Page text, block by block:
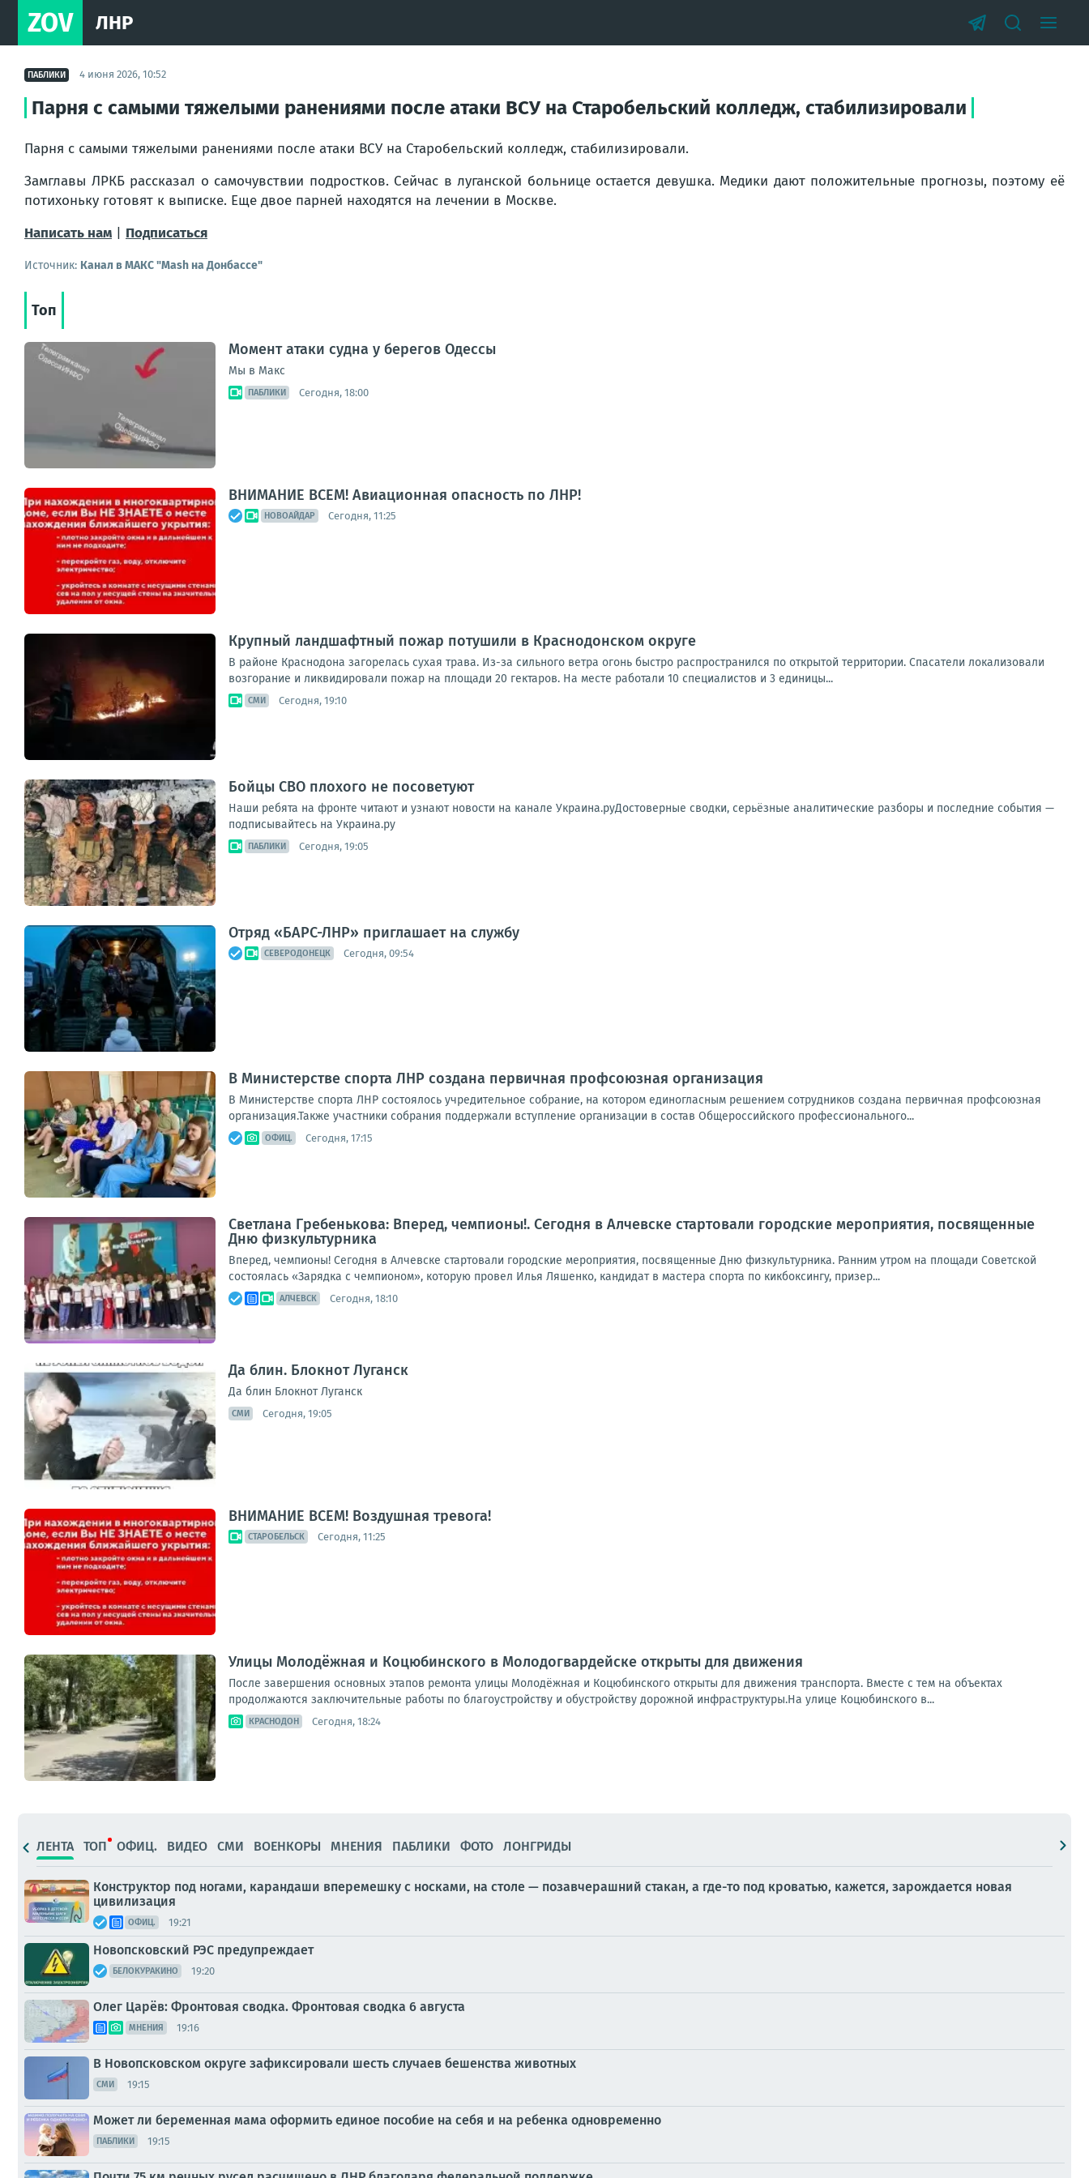
ZOV ЛНР
ПАБЛИКИ 4 июня 2026, 10:52
Парня с самыми тяжелыми ранениями после атаки ВСУ на Старобельский колледж, стабилизировали
Парня с самыми тяжелыми ранениями после атаки ВСУ на Старобельский колледж, стабилизировали.
Замглавы ЛРКБ рассказал о самочувствии подростков. Сейчас в луганской больнице остается девушка. Медики дают положительные прогнозы, поэтому её
потихоньку готовят к выписке. Еще двое парней находятся на лечении в Москве.
Написать нам
Подписаться
Источник: Канал в МАКС "Mash на Донбассе"
Топ
Момент атаки судна у берегов Одессы
Мы в Макс
ПАБЛИКИ Сегодня, 18:00
ВНИМАНИЕ ВСЕМ! Авиационная опасность по ЛНР!
НОВОАЙДАР Сегодня, 11:25
Крупный ландшафтный пожар потушили в Краснодонском округе
В районе Краснодона загорелась сухая трава. Из-за сильного ветра огонь быстро распространился по открытой территории. Спасатели локализовали
возгорание и ликвидировали пожар на площади 20 гектаров. На месте работали 10 специалистов и 3 единицы...
СМИ Сегодня, 19:10
Бойцы СВО плохого не посоветуют
Наши ребята на фронте читают и узнают новости на канале Украина.руДостоверные сводки, серьёзные аналитические разборы и последние события —
подписывайтесь на Украина.ру
ПАБЛИКИ Сегодня, 19:05
Отряд «БАРС-ЛНР» приглашает на службу
СЕВЕРОДОНЕЦК Сегодня, 09:54
В Министерстве спорта ЛНР создана первичная профсоюзная организация
В Министерстве спорта ЛНР состоялось учредительное собрание, на котором единогласным решением сотрудников создана первичная профсоюзная
организация.Также участники собрания поддержали вступление организации в состав Общероссийского профессионального...
ОФИЦ. Сегодня, 17:15
Светлана Гребенькова: Вперед, чемпионы!. Сегодня в Алчевске стартовали городские мероприятия, посвященные
Дню физкультурника
Вперед, чемпионы! Сегодня в Алчевске стартовали городские мероприятия, посвященные Дню физкультурника. Ранним утром на площади Советской
состоялась «Зарядка с чемпионом», которую провел Илья Ляшенко, кандидат в мастера спорта по кикбоксингу, призер...
АЛЧЕВСК Сегодня, 18:10
Да блин. Блокнот Луганск
Да блин Блокнот Луганск
СМИ Сегодня, 19:05
ВНИМАНИЕ ВСЕМ! Воздушная тревога!
СТАРОБЕЛЬСК Сегодня, 11:25
Улицы Молодёжная и Коцюбинского в Молодогвардейске открыты для движения
После завершения основных этапов ремонта улицы Молодёжная и Коцюбинского открыты для движения транспорта. Вместе с тем на объектах
продолжаются заключительные работы по благоустройству и обустройству дорожной инфраструктуры.На улице Коцюбинского в...
КРАСНОДОН Сегодня, 18:24
ЛЕНТА ТОП ОФИЦ. ВИДЕО СМИ ВОЕНКОРЫ МНЕНИЯ ПАБЛИКИ ФОТО ЛОНГРИДЫ
Конструктор под ногами, карандаши вперемешку с носками, на столе — позавчерашний стакан, а где-то под кроватью, кажется, зарождается новая
цивилизация
ОФИЦ. 19:21
Новопсковский РЭС предупреждает
БЕЛОКУРАКИНО 19:20
Олег Царёв: Фронтовая сводка. Фронтовая сводка 6 августа
МНЕНИЯ 19:16
В Новопсковском округе зафиксировали шесть случаев бешенства животных
СМИ 19:15
Может ли беременная мама оформить единое пособие на себя и на ребенка одновременно
ПАБЛИКИ 19:15